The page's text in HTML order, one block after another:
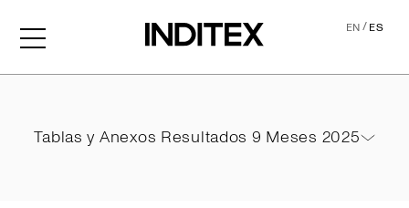
EN/ES
Tablas y Anexos Resultados 9 Meses 2025